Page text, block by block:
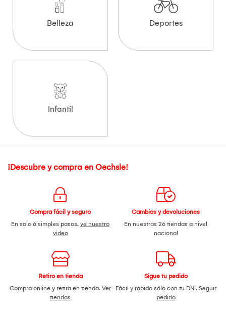
Belleza Deportes
Infantil
¡Descubre y compra en Oechsle!
Compra fácil y seguro
En solo 6 simples pasos, ve nuestro
video
Cambios y devoluciones
En nuestras 26 tiendas a nivel
nacional
Retiro en tienda
Compra online y retira en tienda. Ver
tiendas
Sigue tu pedido
Fácil y rápido sólo con tu DNI. Seguir
pedido